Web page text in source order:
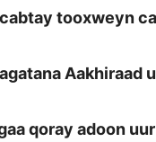
tooxweyn
Aakhiraad
qoray adoon